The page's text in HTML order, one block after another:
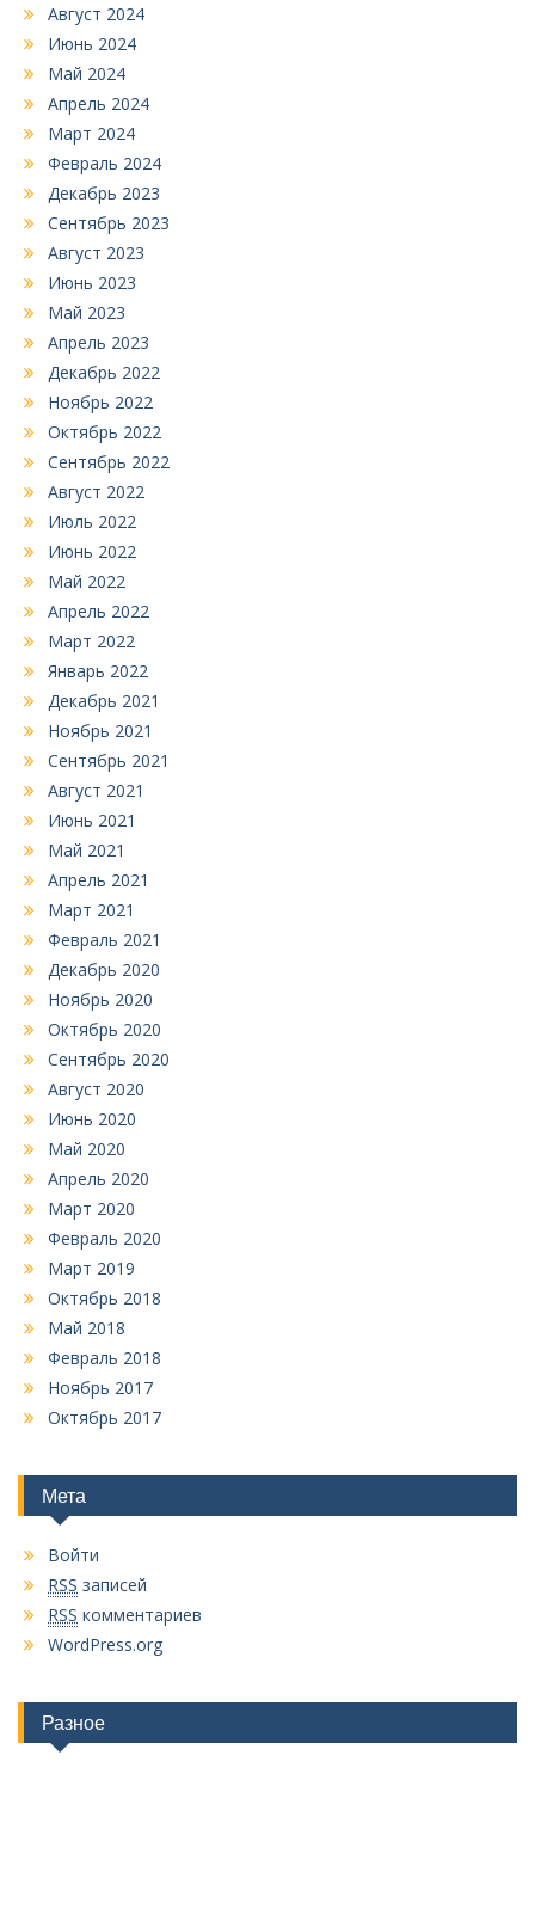
Август 2024
Июнь 2024
Май 2024
Апрель 2024
Март 2024
Февраль 2024
Декабрь 2023
Сентябрь 2023
Август 2023
Июнь 2023
Май 2023
Апрель 2023
Декабрь 2022
Ноябрь 2022
Октябрь 2022
Сентябрь 2022
Август 2022
Июль 2022
Июнь 2022
Май 2022
Апрель 2022
Март 2022
Январь 2022
Декабрь 2021
Ноябрь 2021
Сентябрь 2021
Август 2021
Июнь 2021
Май 2021
Апрель 2021
Март 2021
Февраль 2021
Декабрь 2020
Ноябрь 2020
Октябрь 2020
Сентябрь 2020
Август 2020
Июнь 2020
Май 2020
Апрель 2020
Март 2020
Февраль 2020
Март 2019
Октябрь 2018
Май 2018
Февраль 2018
Ноябрь 2017
Октябрь 2017
Мета
Войти
RSS записей
RSS комментариев
WordPress.org
Разное